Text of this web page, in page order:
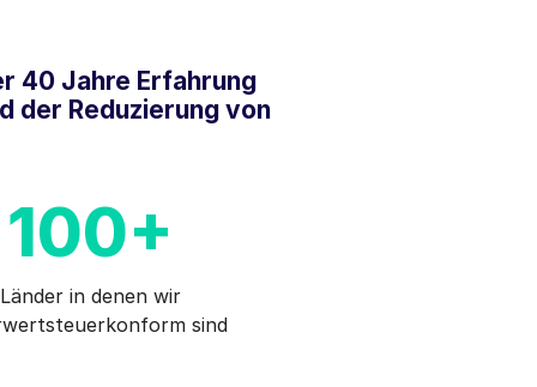
40 Jahre Erfahrung
der Reduzierung von
100+
Länder in denen wir
sind